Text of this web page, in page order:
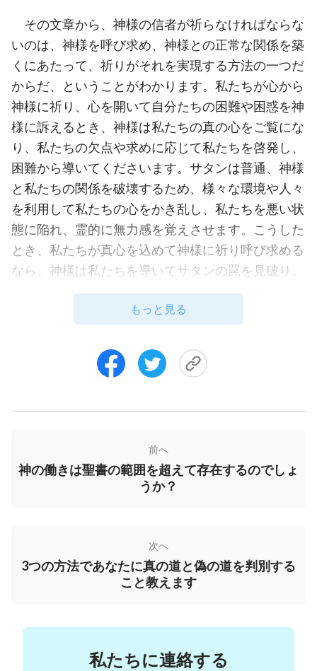
その文章から、神様の信者が祈らなければならな
いのは、神様を呼び求め、神様との正常な関係を築
くにあたって、祈りがそれを実現する方法の一つだ
からだ、ということがわかります。私たちが心から
神様に祈り、心を開いて自分たちの困難や困惑を神
様に訴えるとき、神様は私たちの真の心をご覧にな
り、私たちの欠点や求めに応じて私たちを啓発し、
困難から導いてくださいます。サタンは普通、神様
と私たちの関係を破壊するため、様々な環境や人々
を利用して私たちの心をかき乱し、私たちを悪い状
態に陥れ、霊的に無力感を覚えさせます。こうした
とき、私たちが真心を込めて神様に祈り呼び求める
なら、神様は私たちを導いてサタンの罠を見破り、
神様の御心を理解できるようにしてくださいます。
こうして、サタンは私たちに影響を及ぼす機会を持
り、聖霊の働きを獲得し、神様の存在を享受するの
です。加えて、祈りは私たちの信仰を高めることが
き、私たちは祈りを通じて神様への完全な信仰を持
を愛し満足させる心を生み出せます。たとえば、無
神論者の中国共産党による逮捕や拷問に直面したと
き、真に主を信じる多くの兄弟姉妹はまったく無力
勝ち、神様の証しをしました。ゆえに、私たち キリ
教徒一人一人が祈りを学ぶことはとても重要な
て私たちは聖霊のご指導とお導きを失い、サタンの
もっと見る
前へ
神の働きは聖書の範囲を超えて存在するのでしょ
うか？
次へ
3つの方法であなたに真の道と偽の道を判別する
こと教えます
私たちに連絡する